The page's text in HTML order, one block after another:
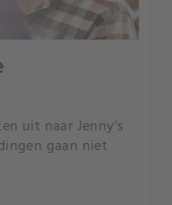
uit naar Jenny's
gaan niet